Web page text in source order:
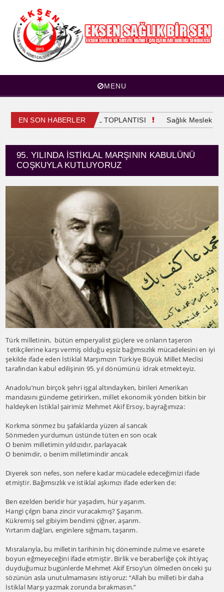
MENU
EN SON HABERLER
4. OLAĞAN GENEL KURUL TOPLANTISI Sağlık Meslek
95. YILINDA İSTİKLAL MARŞININ KABULÜNÜ
COŞKUYLA KUTLUYORUZ
Türk milletinin, bütün emperyalist güçlere ve onların taşeron
tetikçilerine karşı vermiş olduğu eşsiz bağımsızlık mücadelesini en iyi
şekilde ifade eden İstiklal Marşımızın Türkiye Büyük Millet Meclisi
tarafından kabul edilişinin 95. yıl dönümünü idrak etmekteyiz.
Anadolu’nun birçok şehri işgal altındayken, birileri Amerikan
mandasını gündeme getirirken, millet ekonomik yönden bitkin bir
haldeyken İstiklal şairimiz Mehmet Akif Ersoy, bayrağımıza:
Korkma sönmez bu şafaklarda yüzen al sancak
Sönmeden yurdumun üstünde tüten en son ocak
O benim milletimin yıldızıdır, parlayacak
O benimdir, o benim milletimindir ancak
Diyerek son nefes, son nefere kadar mücadele edeceğimizi ifade
etmiştir. Bağımsızlık ve istiklal aşkımızı ifade ederken de:
Ben ezelden beridir hür yaşadım, hür yaşarım.
Hangi çılgın bana zincir vuracakmış? Şaşarım.
Kükremiş sel gibiyim bendimi çiğner, aşarım.
Yırtarım dağları, enginlere sığmam, taşarım.
Mısralarıyla, bu milletin tarihinin hiç döneminde zulme ve esarete
boyun eğmeyeceğini ifade etmiştir. Birlik ve beraberliğe çok ihtiyaç
duyduğumuz bugünlerde Mehmet Akif Ersoy’un ölmeden önceki şu
sözünün asla unutulmamasını istiyoruz: “Allah bu milleti bir daha
İstiklal Marşı yazmak zorunda bırakmasın.”